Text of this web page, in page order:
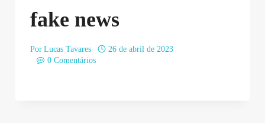
fake news
Por Lucas Tavares
26 de abril de 2023
0 Comentários